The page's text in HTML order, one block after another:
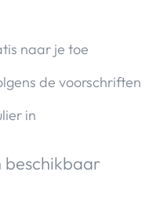
naar je toe
de voorschriften
in
beschikbaar